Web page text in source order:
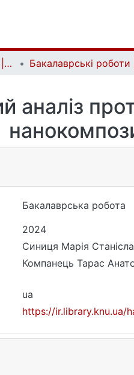
Кваліфікаційні роботи | Qualifying works
аналіз
Бакалаврська робота
2024
Синиця Марія
Компанець Тарас
ua
https://ir.library.knu.ua/